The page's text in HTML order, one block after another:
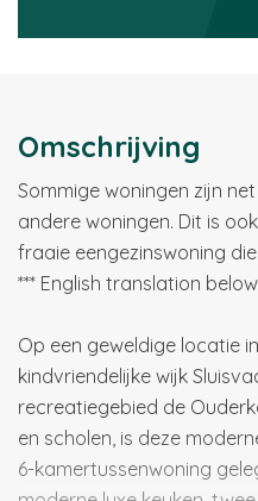
Omschrijving
Sommige woningen zijn
andere woningen. Dit is
fraaie eengezinswoning
*** English translation below
Op een geweldige locatie
kindvriendelijke wijk
recreatiegebied de
en scholen, is deze
6-kamertussenwoning